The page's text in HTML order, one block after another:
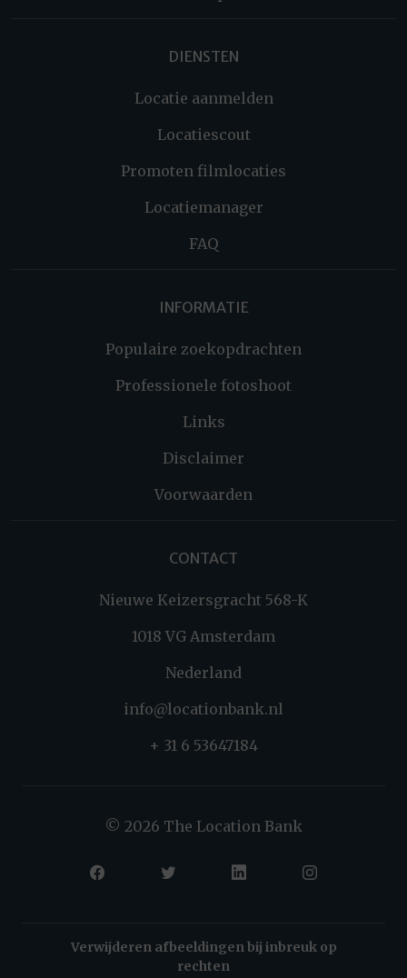
DIENSTEN
Locatie aanmelden
Locatiescout
Promoten filmlocaties
Locatiemanager
FAQ
INFORMATIE
Populaire zoekopdrachten
Professionele fotoshoot
Links
Disclaimer
Voorwaarden
CONTACT
Nieuwe Keizersgracht 568-K
1018 VG Amsterdam
Nederland
info@locationbank.nl
+ 31 6 53647184
© 2026 The Location Bank
Verwijderen afbeeldingen bij inbreuk op
rechten